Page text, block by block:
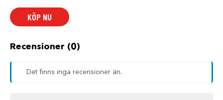
CX
mängd
KÖP NU
Recensioner (0)
Det finns inga recensioner än.